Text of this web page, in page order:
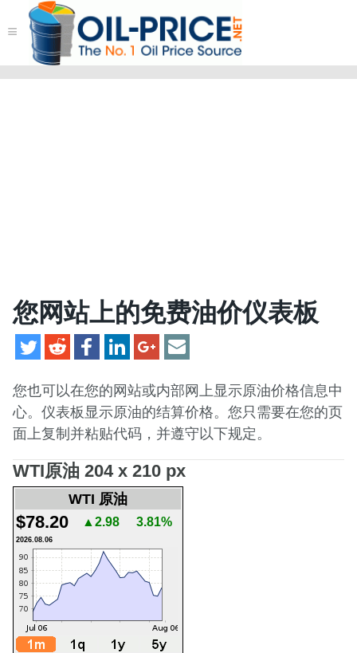
≡
您网站上的免费油价仪表板
您也可以在您的网站或内部网上显示原油价格信息中
心。仪表板显示原油的结算价格。您只需要在您的页
面上复制并粘贴代码，并遵守以下规定。
WTI原油 204 x 210 px
WTI 原油
$78.20 ▲2.98 3.81%
2026.08.06